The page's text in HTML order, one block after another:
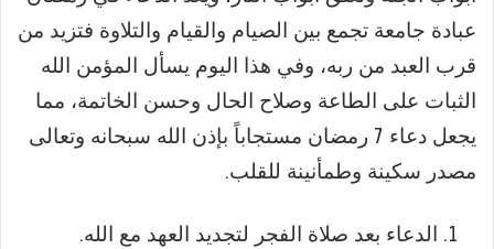
عبادة جامعة تجمع بين الصيام والقيام والتلاوة فتزيد من
قرب العبد من ربه، وفي هذا اليوم يسأل المؤمن الله
الثبات على الطاعة وصلاح الحال وحسن الخاتمة، مما
يجعل دعاء 7 رمضان مستجاباً بإذن الله سبحانه وتعالى
مصدر سكينة وطمأنينة للقلب.
الدعاء بعد صلاة الفجر لتجديد العهد مع الله.